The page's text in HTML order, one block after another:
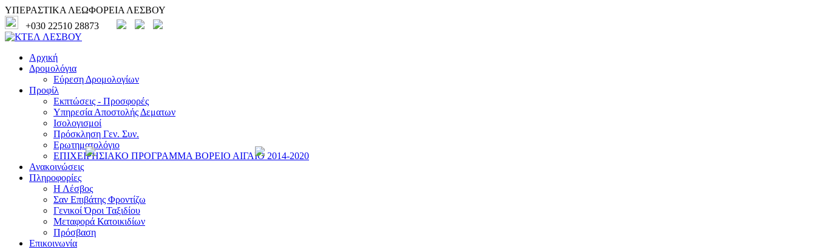
ΥΠΕΡΑΣΤΙΚΑ ΛΕΩΦΟΡΕΙΑ ΛΕΣΒΟΥ
+030 22510 28873
Αρχική
Δρομολόγια
Εύρεση Δρομολογίων
Προφίλ
Εκπτώσεις - Προσφορές
Υπηρεσία Αποστολής Δεματων
Ισολογισμοί
Πρόσκληση Γεν. Συν.
Ερωτηματολόγιο
ΕΠΙΧΕΙΡΗΣΙΑΚΟ ΠΡΟΓΡΑΜΜΑ ΒΟΡΕΙΟ ΑΙΓΑΙΟ 2014-2020
Ανακοινώσεις
Πληροφορίες
Η Λέσβος
Σαν Επιβάτης Φροντίζω
Γενικοί Όροι Ταξιδίου
Μεταφορά Κατοικιδίων
Πρόσβαση
Επικοινωνία